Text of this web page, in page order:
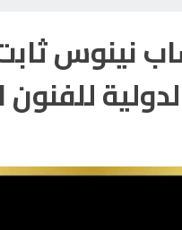
نينوس
للفنون